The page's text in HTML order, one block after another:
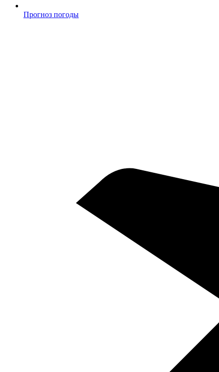
Прогноз погоды